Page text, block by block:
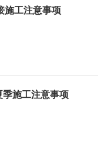
施工注意事项
施工注意事项